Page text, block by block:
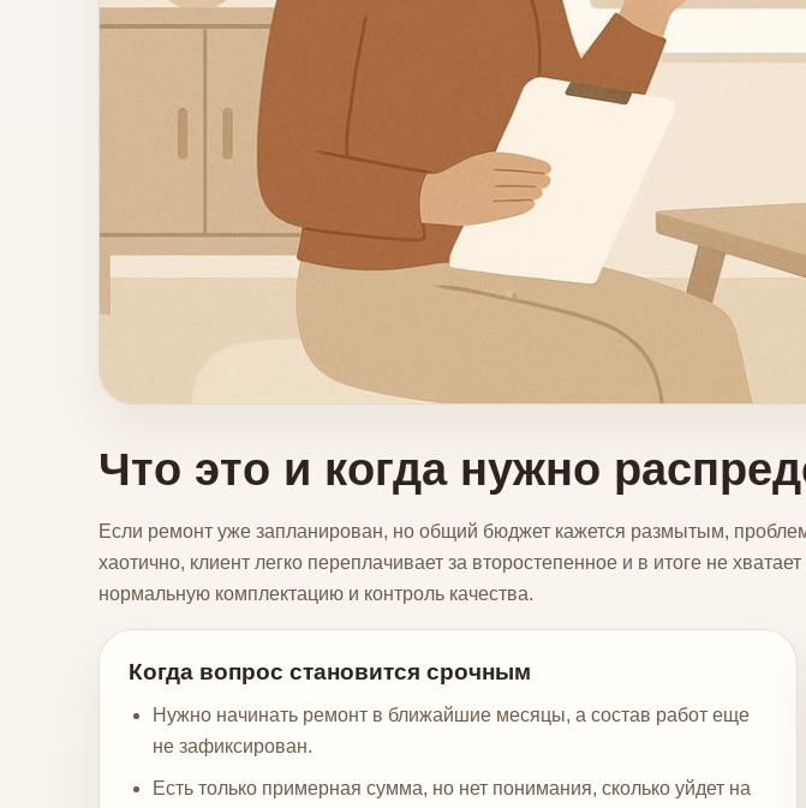
Что это и когда нужно
Если ремонт уже запланирован, но общий бюджет кажется размытым,
хаотично, клиент легко переплачивает за второстепенное и в итоге не
нормальную комплектацию и контроль качества.
Когда вопрос становится срочным
Нужно начинать ремонт в ближайшие месяцы, а состав работ еще
не зафиксирован.
Есть только примерная сумма, но нет понимания, сколько уйдет на